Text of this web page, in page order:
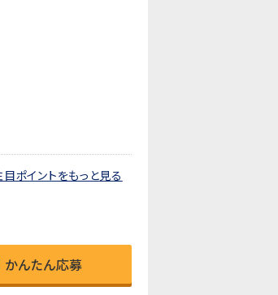
目ポイントをもっと見る
かんたん応募